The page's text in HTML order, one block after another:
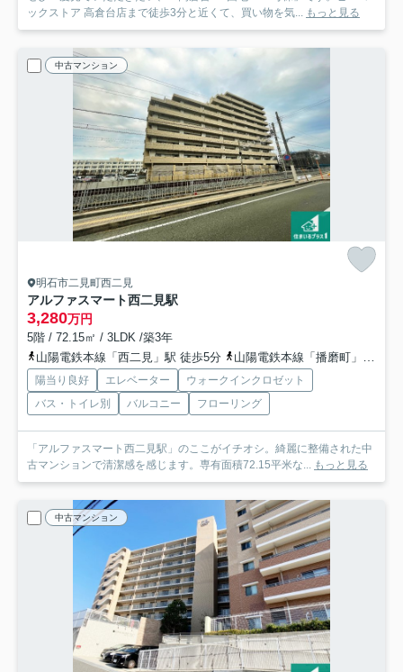
ックストア 高倉台店まで徒歩3分と近くて、買い物を気... もっと見る
中古マンション
明石市二見町西二見
アルファスマート西二見駅
3,280万円
5階 / 72.15㎡ / 3LDK /築3年
山陽電鉄本線「西二見」駅 徒歩5分
山陽電鉄本線「播磨町」駅 徒歩19分
陽当り良好 エレベーター
ウォークインクロゼット
バス・トイレ別
バルコニー フローリング
「アルファスマート西二見駅」のここがイチオシ。綺麗に整備された中
古マンションで清潔感を感じます。専有面積72.15平米な... もっと見る
中古マンション